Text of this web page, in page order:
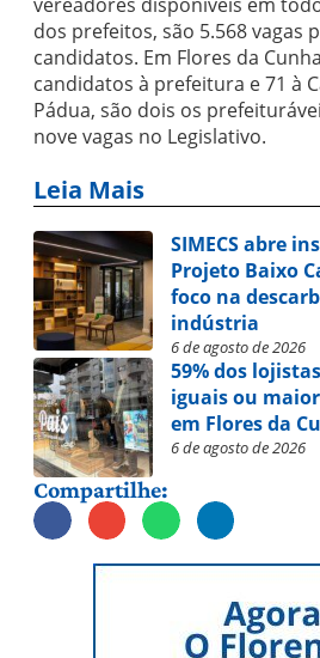
dos prefeitos, são 5.568 vagas
candidatos. Em Flores da
candidatos à prefeitura e 71 à
Pádua, são dois os
nove vagas no Legislativo.
Leia Mais
SIMECS abre
Projeto Baixo
foco na
indústria
6 de agosto de 2026
59% dos
iguais ou
em Flores da
6 de agosto de 2026
Compartilhe: